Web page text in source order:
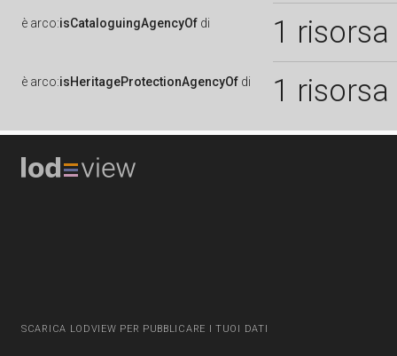
è arco:isCataloguingAgencyOf di 1 risorsa
è arco:isHeritageProtectionAgencyOf di 1 risorsa
SCARICA LODVIEW PER PUBBLICARE I TUOI DATI